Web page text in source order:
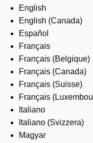
English
English (Canada)
Español
Français
Français (Belgique)
Français (Canada)
Français (Suisse)
Français
Italiano
Italiano (Svizzera)
Magyar